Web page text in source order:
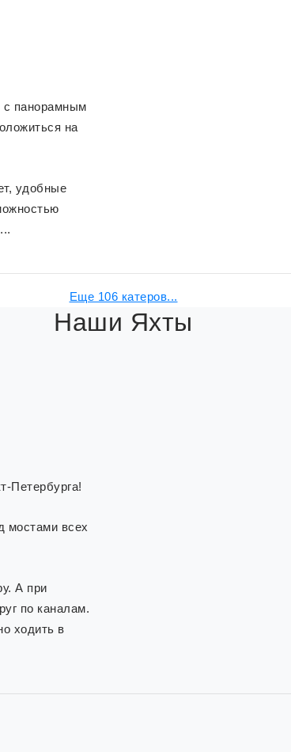
с панорамным
на
удобные
Еще 106 катеров...
Наши Яхты
Петербурга!
мостами всех
А при
по каналам.
ходить в